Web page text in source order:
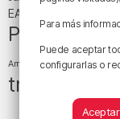
EA Sports
Política
Arriaga tiempo
tráfico en
Para más
Puede aceptar
configurarlas o
Aceptar